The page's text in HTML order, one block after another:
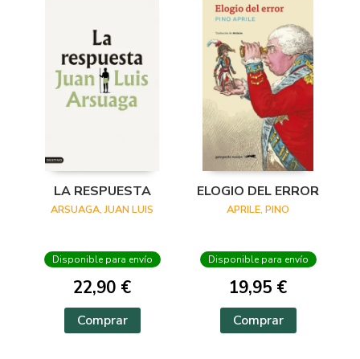
LA RESPUESTA
ARSUAGA, JUAN LUIS
Disponible para envío
22,90 €
Comprar
ELOGIO DEL ERROR
APRILE, PINO
Disponible para envío
19,95 €
Comprar